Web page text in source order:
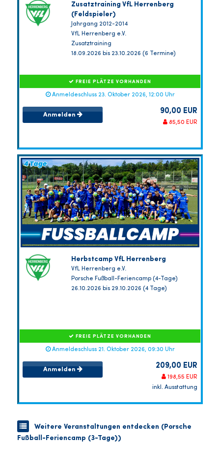
Zusatztraining VfL Herrenberg
(Feldspieler)
Jahrgang 2012-2014
VfL Herrenberg e.V.
Zusatztraining
18.09.2026 bis 23.10.2026 (6 Termine)
FREIE PLÄTZE VORHANDEN
Anmeldeschluss 23. Oktober 2026, 12:00 Uhr
Anmelden 90,00 EUR
85,50 EUR
Herbstcamp VfL Herrenberg
VfL Herrenberg e.V.
Porsche Fußball-Feriencamp (4-Tage)
26.10.2026 bis 29.10.2026 (4 Tage)
FREIE PLÄTZE VORHANDEN
Anmeldeschluss 21. Oktober 2026, 09:30 Uhr
Anmelden 209,00 EUR
198,55 EUR
inkl. Ausstattung
Weitere Veranstaltungen entdecken (Porsche
Fußball-Feriencamp (3-Tage))